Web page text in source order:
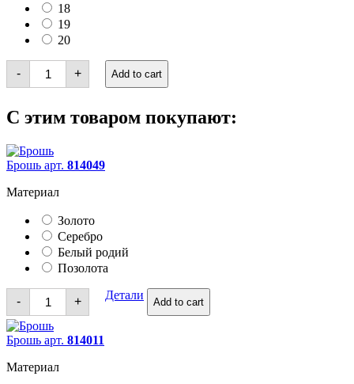
18
19
20
-
Кольца
quantity
+ Add to cart
С этим товаром покупают:
Брошь арт. 814049
Материал
Золото
Серебро
Белый родий
Позолота
-
Брошь
quantity
+ Детали
Add to cart
Брошь арт. 814011
Материал